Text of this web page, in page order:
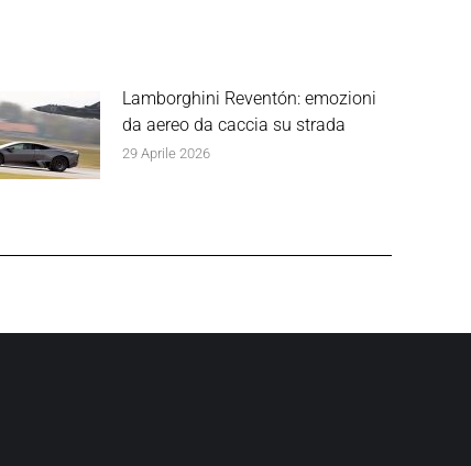
Lamborghini Reventón: emozioni
da aereo da caccia su strada
29 Aprile 2026